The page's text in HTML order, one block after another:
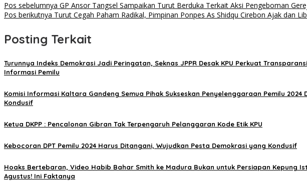
Pos sebelumnya GP Ansor Tangsel Sampaikan Turut Berduka Terkait Aksi Pengeboman
Pos berikutnya Turut Cegah Paham Radikal, Pimpinan Ponpes As Shidqu Cirebon Ajak dan
Posting Terkait
Turunnya Indeks Demokrasi Jadi Peringatan, Seknas JPPR Desak KPU Perkuat
Informasi Pemilu
Komisi Informasi Kaltara Gandeng Semua Pihak Sukseskan Penyelenggaraan Pemilu 2024
Kondusif
Ketua DKPP : Pencalonan Gibran Tak Terpengaruh Pelanggaran Kode Etik KPU
Kebocoran DPT Pemilu 2024 Harus Ditangani, Wujudkan Pesta Demokrasi yang Kondusif
Hoaks Bertebaran, Video Habib Bahar Smith ke Madura Bukan untuk Persiapan Kepung
Agustus! Ini Faktanya